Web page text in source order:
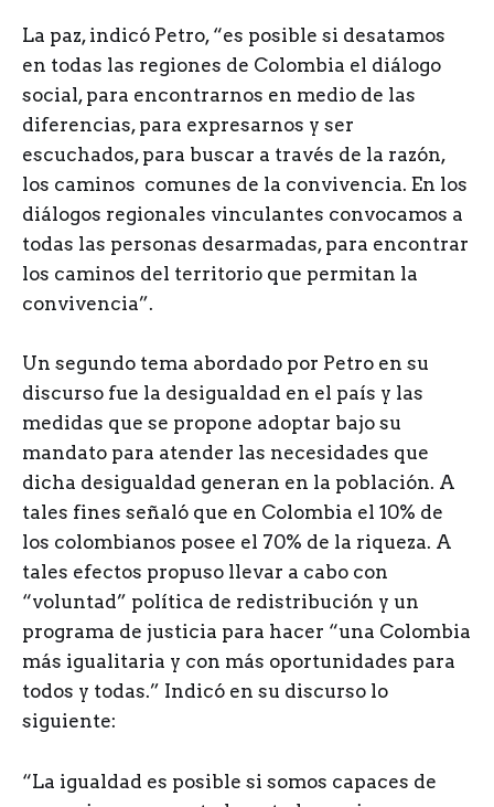
La paz, indicó Petro, “es posible si desatamos
en todas las regiones de Colombia el diálogo
social, para encontrarnos en medio de las
diferencias, para expresarnos y ser
escuchados, para buscar a través de la razón,
los caminos comunes de la convivencia. En los
diálogos regionales vinculantes convocamos a
todas las personas desarmadas, para encontrar
los caminos del territorio que permitan la
convivencia”.
Un segundo tema abordado por Petro en su
discurso fue la desigualdad en el país y las
medidas que se propone adoptar bajo su
mandato para atender las necesidades que
dicha desigualdad generan en la población. A
tales fines señaló que en Colombia el 10% de
los colombianos posee el 70% de la riqueza. A
tales efectos propuso llevar a cabo con
“voluntad” política de redistribución y un
programa de justicia para hacer “una Colombia
más igualitaria y con más oportunidades para
todos y todas.” Indicó en su discurso lo
siguiente:
“La igualdad es posible si somos capaces de